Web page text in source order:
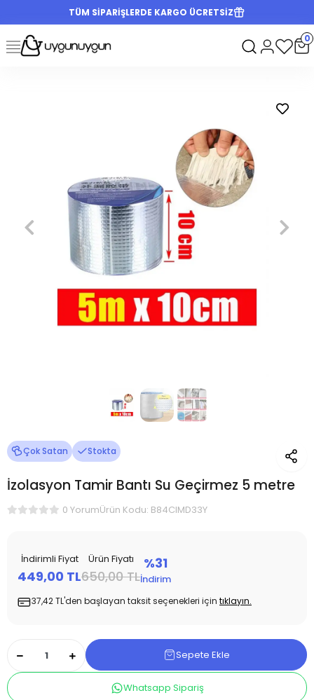
TÜM SİPARİŞLERDE KARGO ÜCRETSİZ
0
Çok Satan Stokta
İzolasyon Tamir Bantı Su Geçirmez 5 metre
0 YorumÜrün Kodu: B84CIMD33Y
İndirimli Fiyat
449,00 TL
Ürün Fiyatı
650,00 TL
%31
İndirim
37,42 TL'den başlayan taksit seçenekleri için tıklayın.
Sepete Ekle
Whatsapp Sipariş